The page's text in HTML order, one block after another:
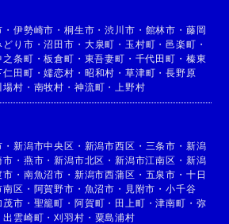
・伊勢崎市 ・桐生市 ・渋川市 ・ 館林市 ・ 藤岡
どり市 ・沼田市 ・ 大泉町 ・ 玉村町 ・邑楽町 ・
之条町 ・板倉町 ・ 東吾妻町 ・ 千代田町 ・ 榛東
仁田町 ・嬬恋村 ・ 昭和村 ・ 草津町 ・長野原
場村 ・ 南牧村 ・ 神流町 ・ 上野村
・新潟市中央区 ・ 新潟市西区 ・ 三条市 ・ 新潟
市 ・ 燕市 ・新潟市北区 ・新潟市江南区 ・ 新潟
市 ・ 南魚沼市 ・ 新潟市西蒲区 ・ 五泉市 ・ 十日
南区 ・ 阿賀野市 ・ 魚沼市 ・ 見附市 ・小千谷
茂市 ・ 聖籠町 ・ 阿賀町 ・ 田上町 ・津南町 ・ 弥
出雲崎町 ・刈羽村 ・ 粟島浦村